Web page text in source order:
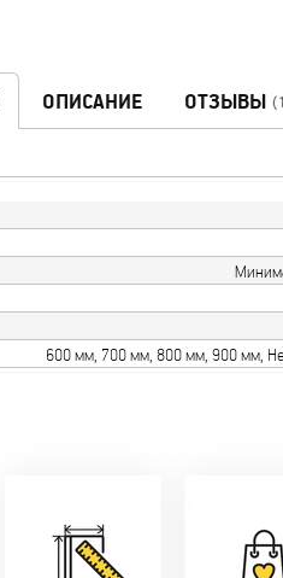
ОПИСАНИЕ ОТЗЫВЫ
600 мм, 700 мм, 800 мм, 900 мм,
Оперативно!
День-в-день или
на следующий!
Скидки:
-новоселам
-